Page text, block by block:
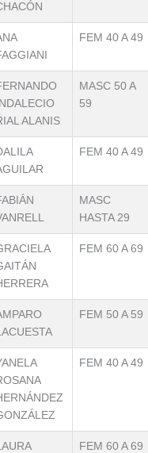
FEM 40 A 49
INDALECIO
ALANIS
MASC 50 A
59
FEM 40 A 49
MASC
HASTA 29
FEM 60 A 69
FEM 50 A 59
FEM 40 A 49
FEM 60 A 69